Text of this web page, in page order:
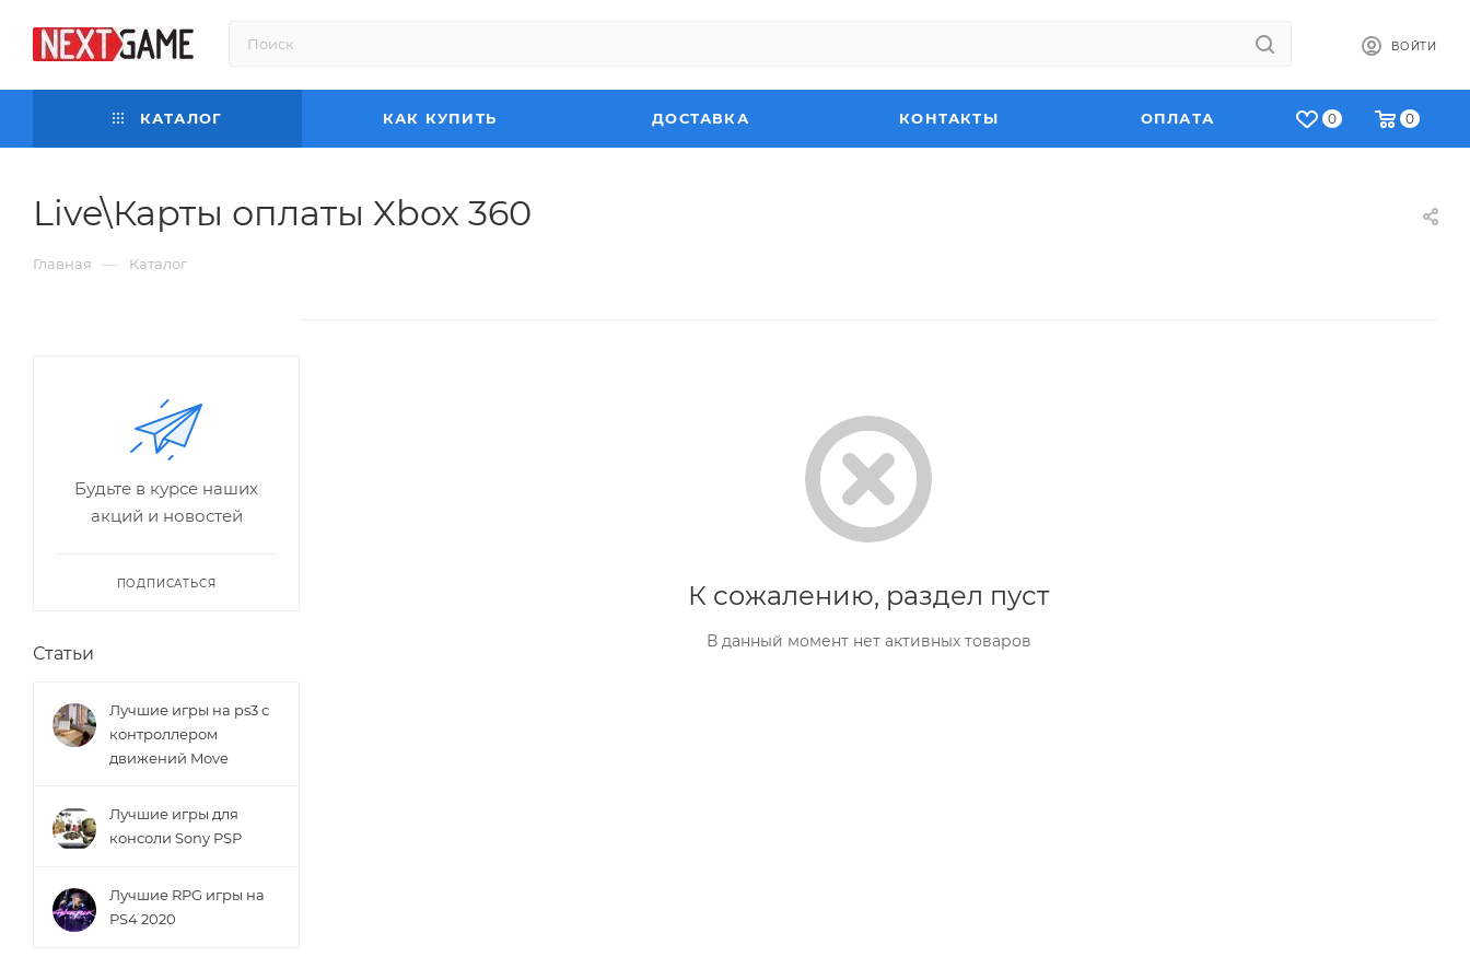
ВОЙТИ
0 0
КАТАЛОГ КАК КУПИТЬ ДОСТАВКА КОНТАКТЫ ОПЛАТА
Live\Карты оплаты Xbox 360
Главная — Каталог
К сожалению, раздел пуст
В данный момент нет активных товаров
Будьте в курсе наших
акций и новостей
ПОДПИСАТЬСЯ
Статьи
Лучшие игры на ps3 с
контроллером
движений Move
Лучшие игры для
консоли Sony PSP
Лучшие RPG игры на
PS4 2020